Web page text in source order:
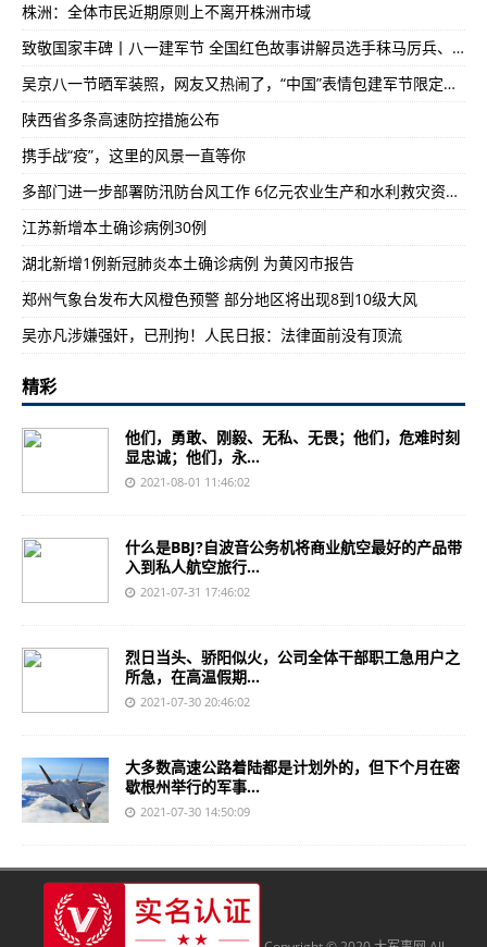
株洲：全体市民近期原则上不离开株洲市域
致敬国家丰碑丨八一建军节 全国红色故事讲解员选手秣马厉兵、备战大赛
吴京八一节晒军装照，网友又热闹了，“中国”表情包建军节限定款出炉！
陕西省多条高速防控措施公布
携手战“疫”，这里的风景一直等你
多部门进一步部署防汛防台风工作 6亿元农业生产和水利救灾资金已下达
江苏新增本土确诊病例30例
湖北新增1例新冠肺炎本土确诊病例 为黄冈市报告
郑州气象台发布大风橙色预警 部分地区将出现8到10级大风
吴亦凡涉嫌强奸，已刑拘！人民日报：法律面前没有顶流
精彩
他们，勇敢、刚毅、无私、无畏；他们，危难时刻
显忠诚；他们，永...
2021-08-01 11:46:02
什么是BBJ?自波音公务机将商业航空最好的产品带
入到私人航空旅行...
2021-07-31 17:46:02
烈日当头、骄阳似火，公司全体干部职工急用户之
所急，在高温假期...
2021-07-30 20:46:02
大多数高速公路着陆都是计划外的，但下个月在密
歇根州举行的军事...
2021-07-30 14:50:09